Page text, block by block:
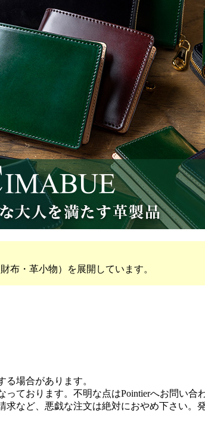
布・革小物）を展開しています。
場合があります。
ております。不明な点はPointierへお問い合
など、悪戯な注文は絶対におやめ下さい。